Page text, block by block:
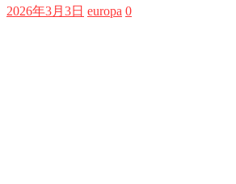
2026年3月3日 europa 0